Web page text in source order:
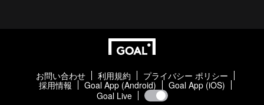
お問い合わせ 利用規約
プライバシー ポリシー
採用情報
Goal App (Android)
Goal App (iOS)
Goal Live